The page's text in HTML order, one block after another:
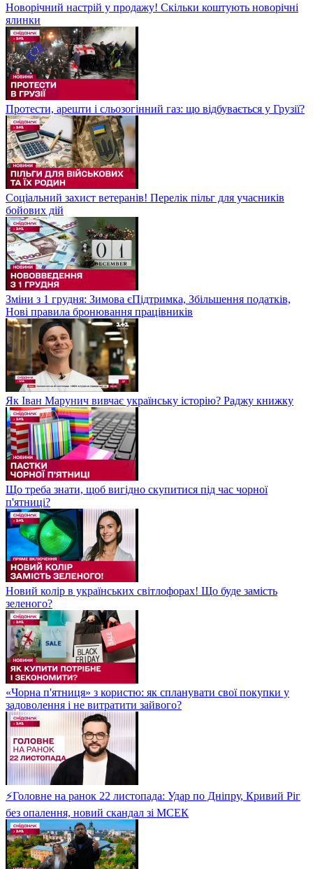
Новорічний настрій у продажу! Скільки коштують новорічні
ялинки
Протести, арешти і сльозогінний газ: що відбувається у Грузії?
Соціальний захист ветеранів! Перелік пільг для учасників
бойових дій
Зміни з 1 грудня: Зимова єПідтримка, Збільшення податків,
Нові правила бронювання працівників
Як Іван Марунич вивчає українську історію? Раджу книжку
Що треба знати, щоб вигідно скупитися під час чорної
п'ятниці?
Новий колір в українських світлофорах! Що буде замість
зеленого?
«Чорна п'ятниця» з користю: як спланувати свої покупки у
задоволення і не витратити зайвого?
⚡Головне на ранок 22 листопада: Удар по Дніпру, Кривий Ріг
без опалення, новий скандал зі МСЕК